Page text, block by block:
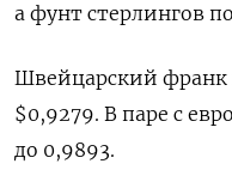
а фунт стерлингов
Швейцарский франк
$0,9279​. В паре с
до 0,9893.